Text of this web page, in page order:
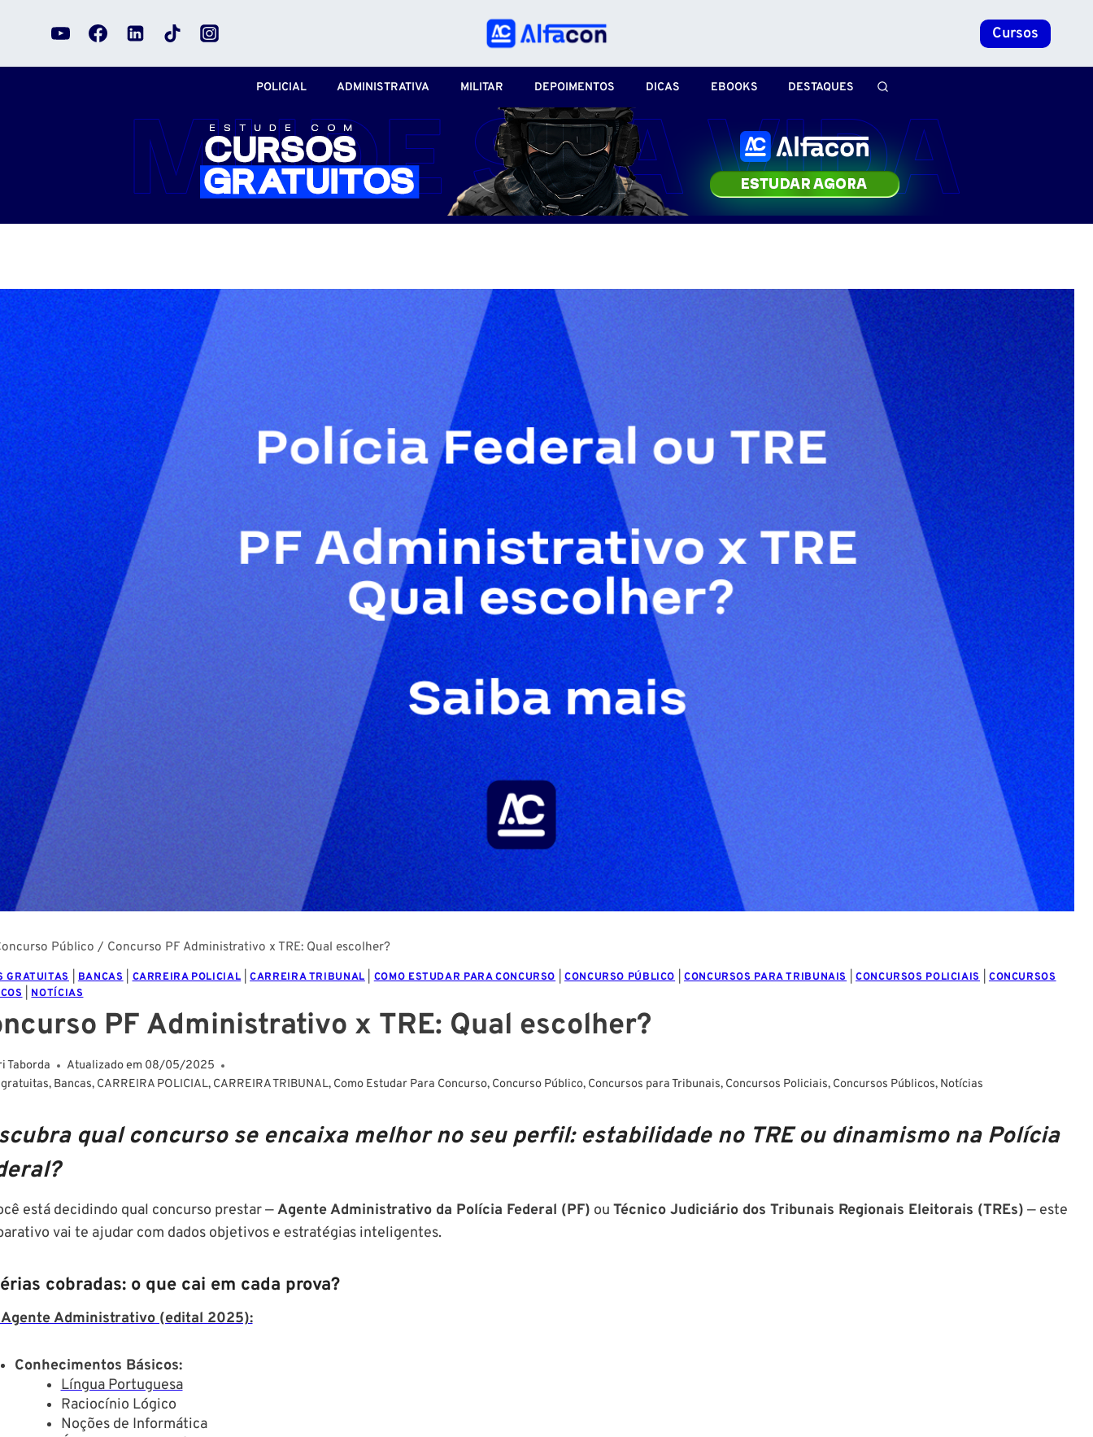
Cursos
POLICIAL ADMINISTRATIVA MILITAR DEPOIMENTOS DICAS EBOOKS DESTAQUES
Público / Concurso PF Administrativo x TRE: Qual escolher?
GRATUITAS|BANCAS|CARREIRA POLICIAL|CARREIRA TRIBUNAL|COMO ESTUDAR PARA CONCURSO|CONCURSO PÚBLICO| CONCURSOS PARA TRIBUNAIS|CONCURSOS POLICIAIS |CONCURSOS
|NOTÍCIAS
PF Administrativo x TRE: Qual escolher?
Taborda Atualizado em 08/05/2025
, Bancas, CARREIRA POLICIAL, CARREIRA TRIBUNAL, Como Estudar Para Concurso, Concurso Público, Concursos para Tribunais, Concursos Policiais, Concursos Públicos, Notícias
qual concurso se encaixa melhor no seu perfil: estabilidade no TRE ou dinamismo na Polícia
está decidindo qual concurso prestar —Agente Administrativo da Polícia Federal (PF) ou Técnico Judiciário dos Tribunais Regionais Eleitorais (TREs) — este
vai te ajudar com dados objetivos e estratégias inteligentes.
cobradas: o que cai em cada prova?
Agente Administrativo (edital 2025):
Conhecimentos Básicos:
Língua Portuguesa
Raciocínio Lógico
Noções de Informática